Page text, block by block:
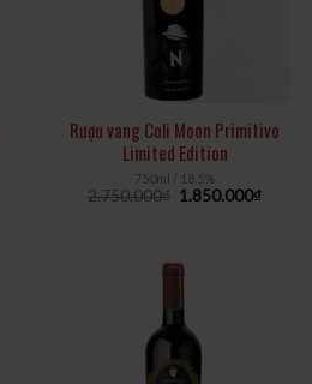
Rượu vang Coli Moon Primitivo
Limited Edition
750ml / 18,5%
2.750.000₫ 1.850.000₫